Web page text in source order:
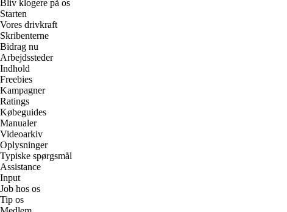
Bliv klogere på os
Starten
Vores drivkraft
Skribenterne
Bidrag nu
Arbejdssteder
Indhold
Freebies
Kampagner
Ratings
Købeguides
Manualer
Videoarkiv
Oplysninger
Typiske spørgsmål
Assistance
Input
Job hos os
Tip os